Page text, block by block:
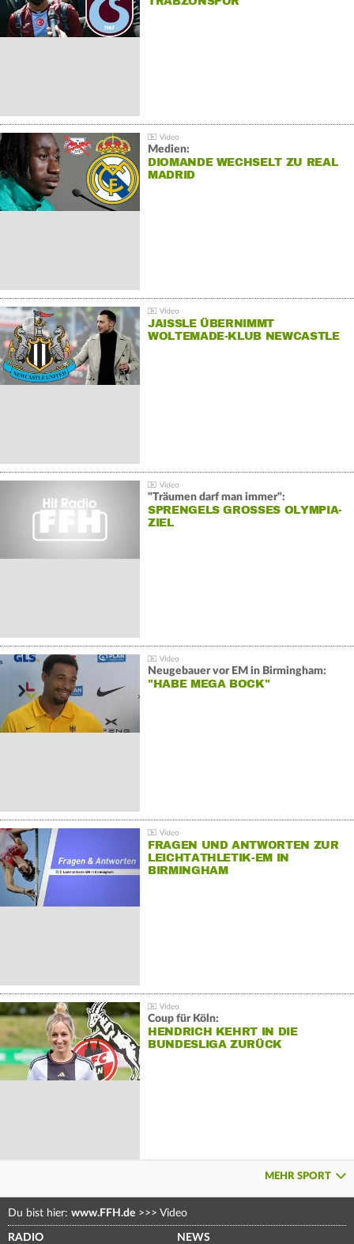
Medien:
DIOMANDE WECHSELT ZU REAL
MADRID
JAISSLE ÜBERNIMMT
WOLTEMADE-KLUB NEWCASTLE
"Träumen darf man immer":
SPRENGELS GROSSES OLYMPIA-Z
IEL
Neugebauer vor EM in Birmingham:
"HABE MEGA BOCK"
FRAGEN UND ANTWORTEN ZUR
LEICHTATHLETIK-EM IN
BIRMINGHAM
Coup für Köln:
HENDRICH KEHRT IN DIE
BUNDESLIGA ZURÜCK
MEHR SPORT
Du bist hier: www.FFH.de >>> Video
RADIO NEWS